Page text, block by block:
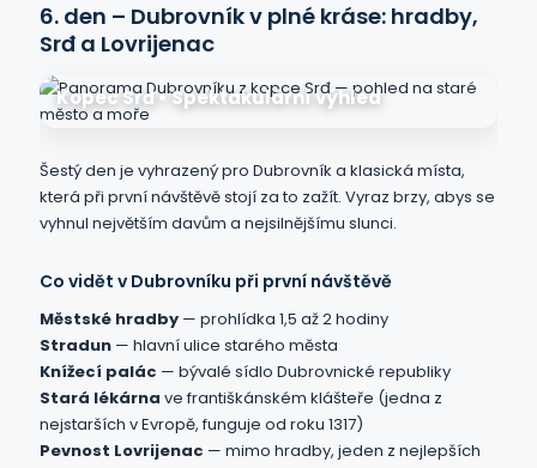
6. den – Dubrovník v plné kráse: hradby,
Srđ a Lovrijenac
Kopec Srđ • Spektakulární výhled
Šestý den je vyhrazený pro Dubrovník a klasická místa,
která při první návštěvě stojí za to zažít. Vyraz brzy, abys se
vyhnul největším davům a nejsilnějšímu slunci.
Co vidět v Dubrovníku při první návštěvě
Městské hradby — prohlídka 1,5 až 2 hodiny
Stradun — hlavní ulice starého města
Knížecí palác — bývalé sídlo Dubrovnické republiky
Stará lékárna ve františkánském klášteře (jedna z
nejstarších v Evropě, funguje od roku 1317)
Pevnost Lovrijenac — mimo hradby, jeden z nejlepších